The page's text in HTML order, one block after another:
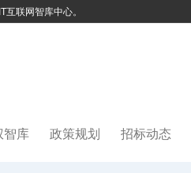
联网智库中心。
智库 政策规划 招标动态